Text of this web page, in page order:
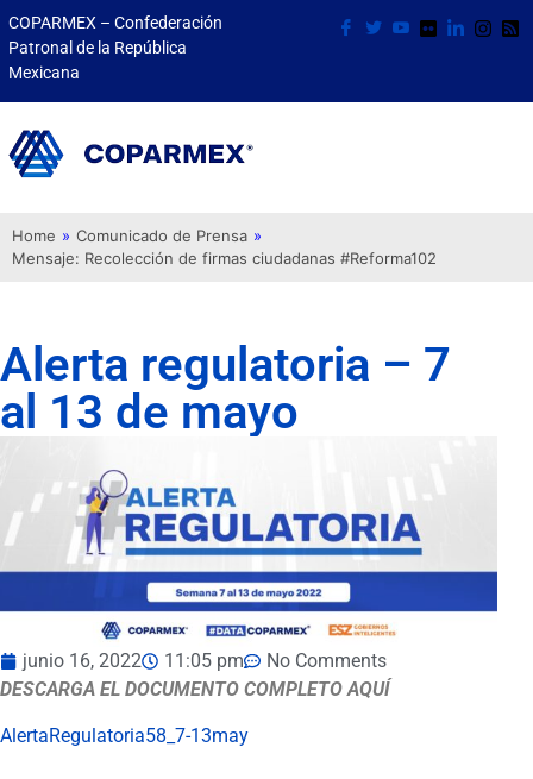
COPARMEX – Confederación
Patronal de la República
Mexicana
Home » Comunicado de Prensa »
Mensaje: Recolección de firmas ciudadanas #Reforma102
Alerta regulatoria – 7
al 13 de mayo
junio 16, 2022 11:05 pm
No Comments
DESCARGA EL DOCUMENTO COMPLETO AQUÍ
AlertaRegulatoria58_7-13may